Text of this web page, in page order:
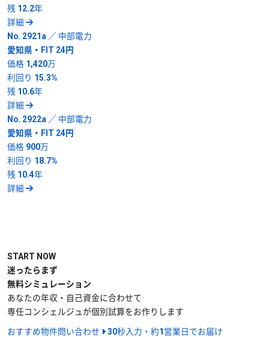
残 12.2年
詳細
No. 2921a ／ 中部電力
愛知県・FIT 24円
価格 1,420万
利回り 15.3%
残 10.6年
詳細
No. 2922a ／ 中部電力
愛知県・FIT 24円
価格 900万
利回り 18.7%
残 10.4年
詳細
START NOW
迷ったらまず
無料シミュレーション
あなたの年収・自己資金に合わせて
専任コンシェルジュが個別試算をお作りします
おすすめ物件問い合わせ
30秒入力・約1営業日でお届け